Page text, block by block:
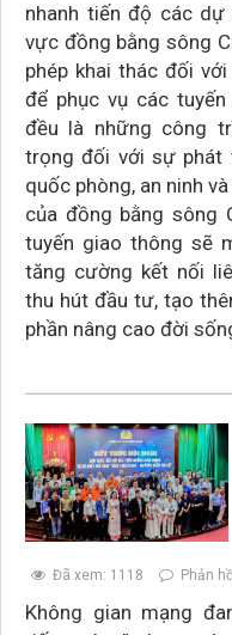
nhanh tiến độ các
vực đồng bằng sông
phép khai thác đối
để phục vụ các
đều là những công
trọng đối với sự phát
quốc phòng, an ninh
của đồng bằng sông
tuyến giao thông sẽ
tăng cường kết nối
thu hút đầu tư, tạo
phần nâng cao đời
Đã xem: 1118
Phản
Không gian mạng